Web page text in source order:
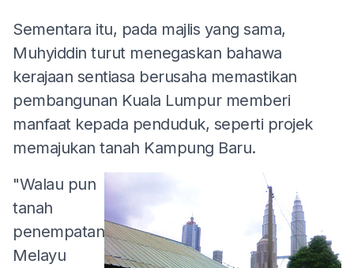
Sementara itu, pada majlis yang sama,
Muhyiddin turut menegaskan bahawa
kerajaan sentiasa berusaha memastikan
pembangunan Kuala Lumpur memberi
manfaat kepada penduduk, seperti projek
memajukan tanah Kampung Baru.
"Walau pun
tanah
penempatan
Melayu